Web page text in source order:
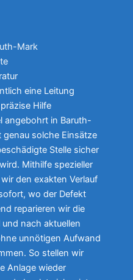
Mark
eine Leitung
Hilfe
angebohrt in Baruth-
solche Einsätze
Stelle sicher
Mithilfe spezieller
den exakten Verlauf
wo der Defekt
reparieren wir die
nach aktuellen
unnötigen Aufwand
So stellen wir
Anlage wieder